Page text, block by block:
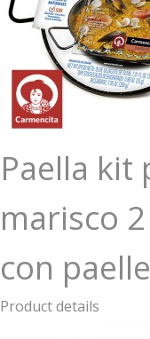
Paella kit
marisco
con
Product details